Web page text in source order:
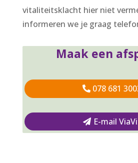
vitaliteitsklacht hier niet
informeren we je graag
Maak een
078 681
E-mail